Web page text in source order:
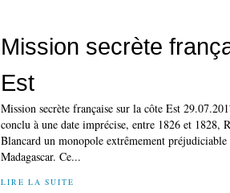
Mission secrète
Est
Mission secrète française sur la côte Est
conclu à une date imprécise, entre 1826 et 1828,
Blancard un monopole extrêmement
Madagascar. Ce...
LIRE LA SUITE